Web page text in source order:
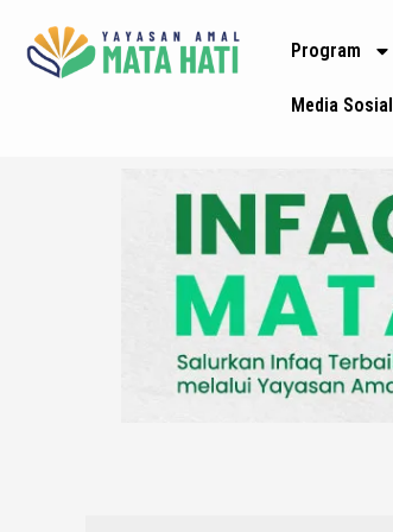
Program
Media Sosial